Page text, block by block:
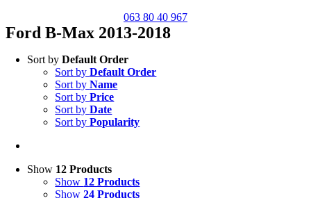
063 80 40 967
Ford B-Max 2013-2018
Sort byDefault Order
Sort byDefault Order
Sort byName
Sort byPrice
Sort byDate
Sort byPopularity
Show 12 Products
Show 12 Products
Show24 Products